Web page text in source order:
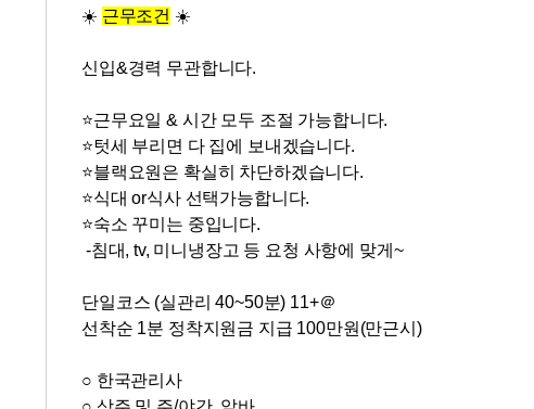
☀️ 근무조건 ☀️
신입&경력 무관합니다.
⭐근무요일 & 시간 모두 조절 가능합니다.
⭐텃세 부리면 다 집에 보내겠습니다.
⭐블랙요원은 확실히 차단하겠습니다.
⭐식대 or식사 선택가능합니다.
⭐숙소 꾸미는 중입니다.
-침대, tv, 미니냉장고 등 요청 사항에 맞게~
단일코스 (실관리 40~50분) 11+＠
선착순 1분 정착지원금 지급 100만원(만근시)
○ 한국관리사